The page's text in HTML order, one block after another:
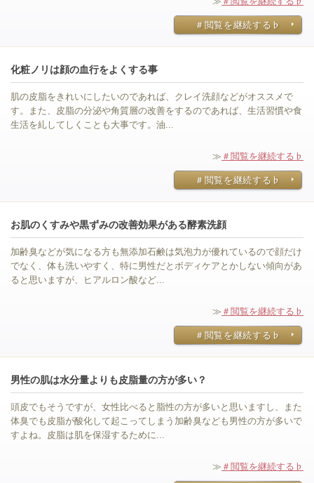
＃閲覧を継続する♭
化粧ノリは顔の血行をよくする事
肌の皮脂をきれいにしたいのであれば、クレイ洗顔などがオススメで
す。また、皮脂の分泌や角質層の改善をするのであれば、生活習慣や食
生活を糺してしくことも大事です。油...
≫ ＃閲覧を継続する♭
＃閲覧を継続する♭
お肌のくすみや黒ずみの改善効果がある酵素洗顔
加齢臭などが気になる方も無添加石鹸は気泡力が優れているので顔だけ
でなく、体も洗いやすく、特に男性だとボディケアとかしない傾向があ
ると思いますが、ヒアルロン酸など...
≫ ＃閲覧を継続する♭
＃閲覧を継続する♭
男性の肌は水分量よりも皮脂量の方が多い？
頭皮でもそうですが、女性比べると脂性の方が多いと思いますし、また
体臭でも皮脂が酸化して起こってしまう加齢臭なども男性の方が多いで
すよね。皮脂は肌を保湿するために...
≫ ＃閲覧を継続する♭